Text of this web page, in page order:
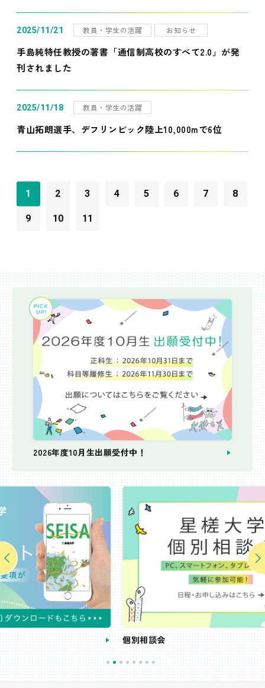
2025/11/21 教員・学生の活躍 お知らせ
手島純特任教授の著書「通信制高校のすべて2.0」が発
刊されました
2025/11/18 教員・学生の活躍
青山拓朗選手、デフリンピック陸上10,000mで6位
1 2 3 4 5 6 7 8
9 10 11
2026年度10月生出願受付中！
個別相談会